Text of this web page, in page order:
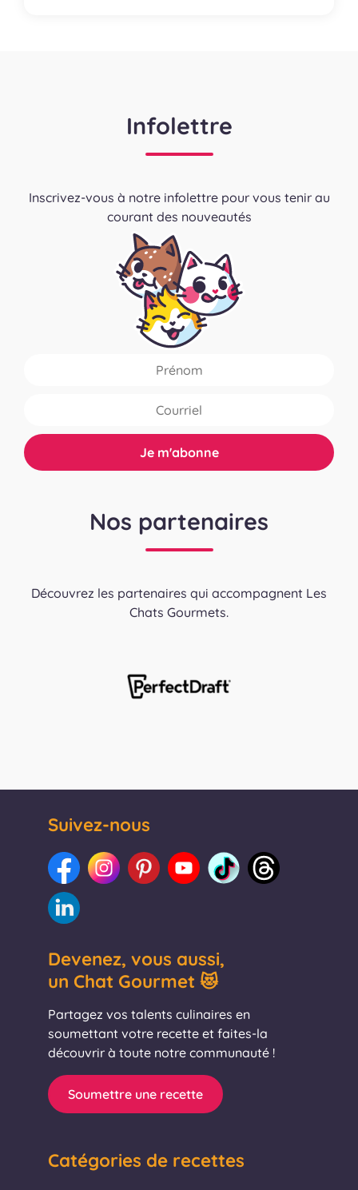
Infolettre
Inscrivez-vous à notre infolettre pour vous tenir au
courant des nouveautés
Nos partenaires
Découvrez les partenaires qui accompagnent Les
Chats Gourmets.
Suivez-nous
Devenez, vous aussi,
un Chat Gourmet 😻
Partagez vos talents culinaires en
soumettant votre recette et faites-la
découvrir à toute notre communauté !
Soumettre une recette
Catégories de recettes